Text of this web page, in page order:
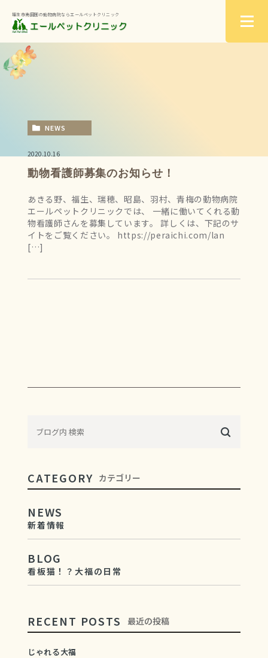
福生市南田園の動物病院ならエールペットクリニック
NEWS
2020.10.16
動物看護師募集のお知らせ！
あきる野、福生、瑞穂、昭島、羽村、青梅の動物病院
エールペットクリニックでは、 一緒に働いてくれる動
物看護師さんを募集しています。 詳しくは、下記のサ
イトをご覧ください。 https://peraichi.com/lan
[…]
CATEGORY カテゴリー
NEWS
新着情報
BLOG
看板猫！？大福の日常
RECENT POSTS 最近の投稿
じゃれる大福